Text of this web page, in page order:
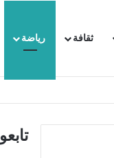
ثقافة رياضة